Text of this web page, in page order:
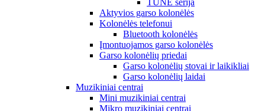
TUNE serija
Aktyvios garso kolonėlės
Kolonėlės telefonui
Bluetooth kolonėlės
Įmontuojamos garso kolonėlės
Garso kolonėlių priedai
Garso kolonėlių stovai ir laikikliai
Garso kolonėlių laidai
Muzikiniai centrai
Mini muzikiniai centrai
Mikro muzikiniai centrai